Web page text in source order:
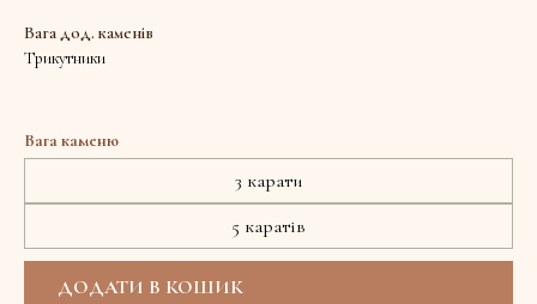
Вага дод. каменів
Трикутники
Вага каменю
3 карати
5 каратів